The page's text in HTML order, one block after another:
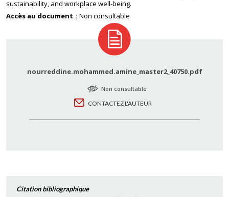
sustainability, and workplace well-being.
Accès au document
Non consultable
nourreddine.mohammed.amine_master2_40750.pdf
Non consultable
CONTACTEZ L'AUTEUR
Citation bibliographique